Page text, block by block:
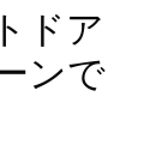
ドア
ンで